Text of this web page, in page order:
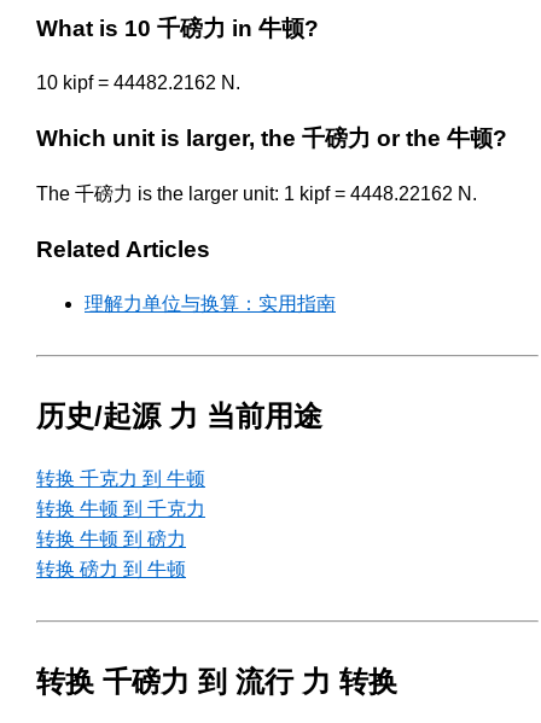
What is 10 千磅力 in 牛顿?
10 kipf = 44482.2162 N.
Which unit is larger, the 千磅力 or the 牛顿?
The 千磅力 is the larger unit: 1 kipf = 4448.22162 N.
Related Articles
理解力单位与换算：实用指南
历史/起源 力 当前用途
转换 千克力 到 牛顿
转换 牛顿 到 千克力
转换 牛顿 到 磅力
转换 磅力 到 牛顿
转换 千磅力 到 流行 力 转换